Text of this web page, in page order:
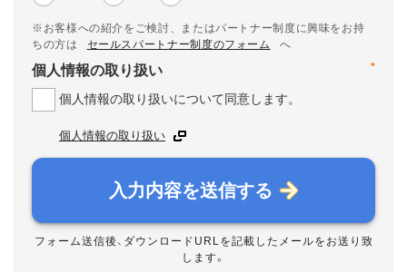
※お客様への紹介をご検討、またはパートナー制度に興味をお持
ちの方は
セールスパートナー制度のフォーム
へ
*
個人情報の取り扱い
個人情報の取り扱いについて同意します。
個人情報の取り扱い
入力内容を送信する
フォーム送信後、ダウンロードURLを記載したメールをお送り致
します。